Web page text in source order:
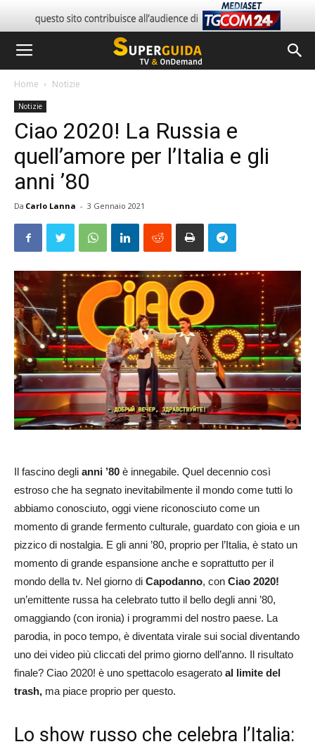
Home Notizie
Notizie
Ciao 2020! La Russia e
quell’amore per l’Italia e gli
anni ’80
Da Carlo Lanna - 3 Gennaio 2021
Il fascino degli anni ’80 è innegabile. Quel decennio così
estroso che ha segnato inevitabilmente il mondo come tutti lo
abbiamo conosciuto, oggi viene riconosciuto come un
momento di grande fermento culturale, guardato con gioia e un
pizzico di nostalgia. E gli anni ’80, proprio per l’Italia, è stato un
momento di grande espansione anche e soprattutto per il
mondo della tv. Nel giorno di Capodanno, con Ciao 2020!
un’emittente russa ha celebrato tutto il bello degli anni ’80,
omaggiando (con ironia) i programmi del nostro paese. La
parodia, in poco tempo, è diventata virale sui social diventando
uno dei video più cliccati del primo giorno dell’anno. Il risultato
finale? Ciao 2020! è uno spettacolo esagerato al limite del
trash, ma piace proprio per questo.
Lo show russo che celebra l’Italia: